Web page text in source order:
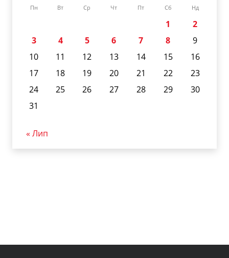
Пн Вт Ср Чт Пт Сб Нд
1
2
3
4 5 6 7 8
9
10
11 12 13 14 15
16
17
18 19 20 21 22
23
24
25 26 27 28 29
30
31
« Лип